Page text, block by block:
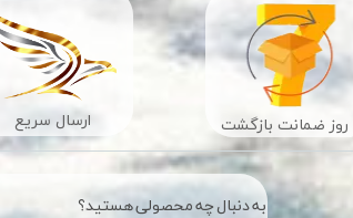
ارسال سریع
به دنبال چه محصولی هستید؟